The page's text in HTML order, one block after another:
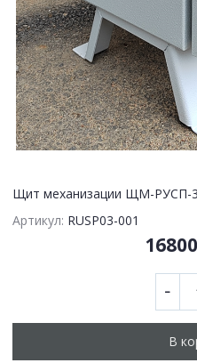
Щит механизации ЩМ-РУСП-
Артикул: RUSP03-001
В